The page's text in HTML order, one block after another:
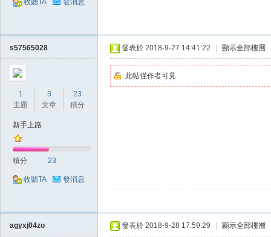
版
收聽TA 發消息
s57565028
1
主題
3
文章
23
積分
新手上路
積分 23
收聽TA 發消息
發表於 2018-9-27 14:41:22 顯示全部樓層
此帖僅作者可見
agyxj04zo 發表於 2018-9-28 17:59:29 顯示全部樓層